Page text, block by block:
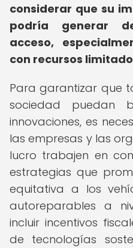
considerar que su
podría generar
acceso,
con recursos
Para garantizar que
sociedad puedan
innovaciones, es
las empresas y las
lucro trabajen en
estrategias que
equitativa a los
autoreparables a
incluir incentivos
de tecnologías